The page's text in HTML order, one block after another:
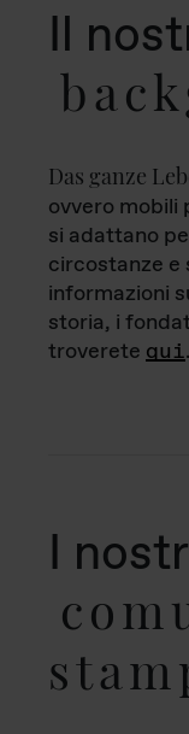
Il
Das ganze
ovvero mobili
si adattano
circostanze e
informazioni
storia, i
troverete qui.
I